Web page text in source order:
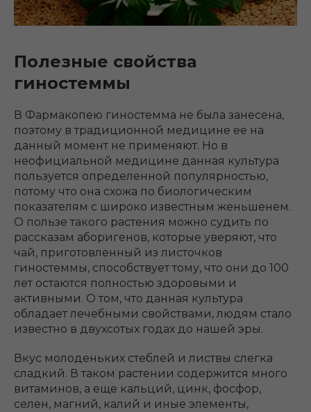
Полезные свойства
гиностеммы
В Фармакопею гиностемма не была занесена,
поэтому в традиционной медицине ее на
данный момент не применяют. Но в
неофициальной медицине данная культура
пользуется определенной популярностью,
потому что она схожа по биологическим
показателям с широко известным женьшенем.
О пользе такого растения можно судить по
рассказам аборигенов, которые уверяют, что
чай, приготовленный из листочков
гиностеммы, способствует тому, что они до 100
лет остаются полностью здоровыми и
активными. О том, что данная культура
обладает лечебными свойствами, людям стало
известно в двухсотых годах до нашей эры.
Вкус молоденьких стеблей и листвы слегка
сладкий. В таком растении содержится много
витаминов, а еще кальций, цинк, фосфор,
селен, магний, калий и иные элементы,